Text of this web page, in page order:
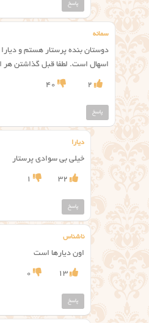
پاسخ
سمانه
دوستان بنده پرستار هستم و
اسهال است. لطفا قبل گذاشتن هر
2
40
پاسخ
دیارا
خیلی بی سوادی پرستار
32
1
پاسخ
ناشناس
اون دیارها است
13
0
پاسخ